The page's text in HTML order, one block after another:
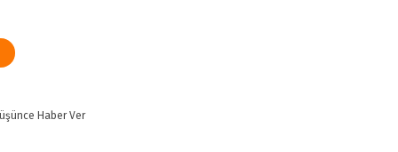
Haber Ver